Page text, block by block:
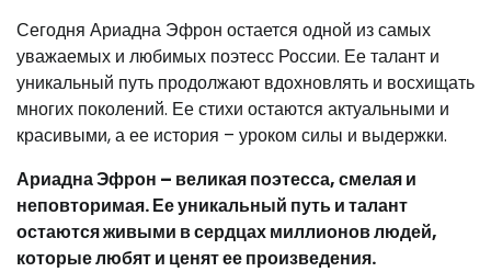
Сегодня Ариадна Эфрон остается одной из самых
уважаемых и любимых поэтесс России. Ее талант и
уникальный путь продолжают вдохновлять и восхищать
многих поколений. Ее стихи остаются актуальными и
красивыми, а ее история – уроком силы и выдержки.
Ариадна Эфрон – великая поэтесса, смелая и
неповторимая. Ее уникальный путь и талант
остаются живыми в сердцах миллионов людей,
которые любят и ценят ее произведения.